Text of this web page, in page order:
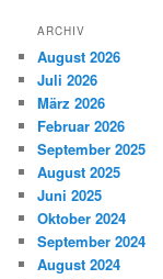
ARCHIV
August 2026
Juli 2026
März 2026
Februar 2026
September 2025
August 2025
Juni 2025
Oktober 2024
September 2024
August 2024